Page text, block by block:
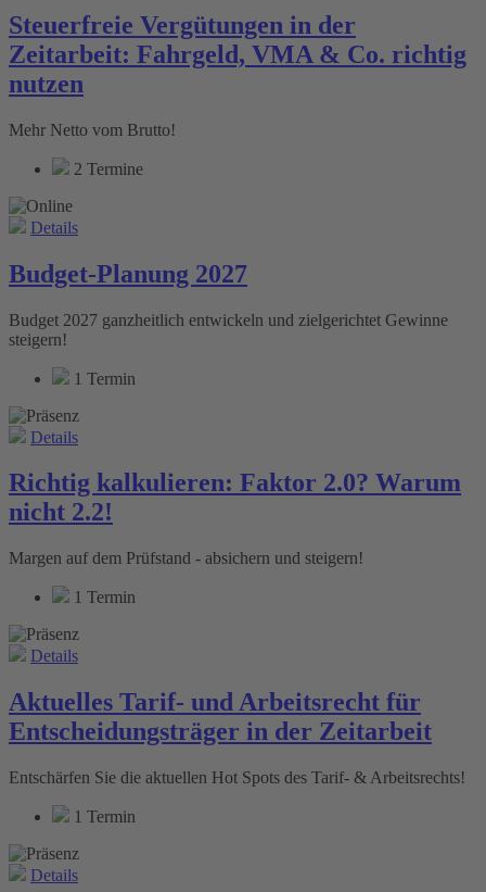
Steuerfreie Vergütungen in der
Zeitarbeit: Fahrgeld, VMA & Co. richtig
nutzen
Mehr Netto vom Brutto!
2 Termine
Details
Budget-Planung 2027
Budget 2027 ganzheitlich entwickeln und zielgerichtet Gewinne
steigern!
1 Termin
Details
Richtig kalkulieren: Faktor 2.0? Warum
nicht 2.2!
Margen auf dem Prüfstand - absichern und steigern!
1 Termin
Details
Aktuelles Tarif- und Arbeitsrecht für
Entscheidungsträger in der Zeitarbeit
Entschärfen Sie die ­aktuellen Hot Spots des Tarif- & Arbeitsrechts!
1 Termin
Details